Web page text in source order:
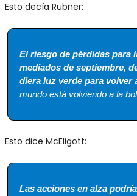
Esto decía Rubner:
El riesgo de pérdidas para
mediados de septiembre,
diera luz verde para volver
mundo está volviendo a la
Esto dice McEligott:
Las acciones en alza